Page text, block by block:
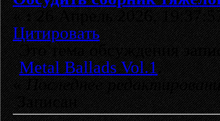
«:26 Апрель 2026,
Цитировать
Это тема обсуждения
Metal Ballads Vol.1.
«Последнее
Записан